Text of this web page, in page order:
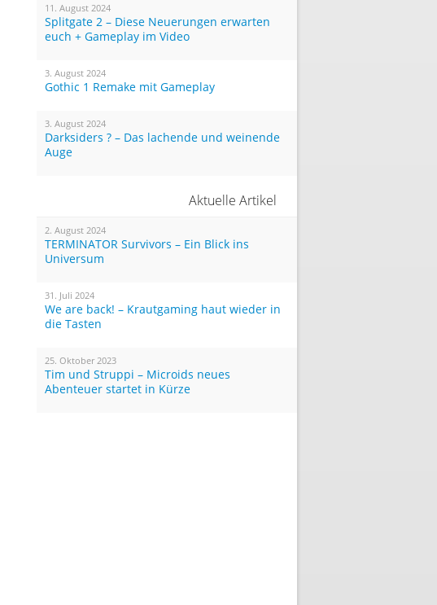
11. August 2024
Splitgate 2 – Diese Neuerungen erwarten
euch + Gameplay im Video
3. August 2024
Gothic 1 Remake mit Gameplay
3. August 2024
Darksiders ? – Das lachende und weinende
Auge
Aktuelle Artikel
2. August 2024
TERMINATOR Survivors – Ein Blick ins
Universum
31. Juli 2024
We are back! – Krautgaming haut wieder in
die Tasten
25. Oktober 2023
Tim und Struppi – Microids neues
Abenteuer startet in Kürze